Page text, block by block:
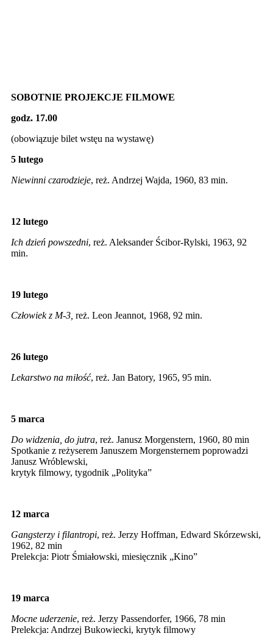
SOBOTNIE PROJEKCJE FILMOWE
godz. 17.00
(obowiązuje bilet wstęu na wystawę)
5 lutego
Niewinni czarodzieje, reż. Andrzej Wajda, 1960, 83 min.
12 lutego
Ich dzień powszedni, reż. Aleksander Ścibor-Rylski, 1963, 92
min.
19 lutego
Człowiek z M-3, reż. Leon Jeannot, 1968, 92 min.
26 lutego
Lekarstwo na miłość, reż. Jan Batory, 1965, 95 min.
5 marca
Do widzenia, do jutra, reż. Janusz Morgenstern, 1960, 80 min
Spotkanie z reżyserem Januszem Morgensternem poprowadzi
Janusz Wróblewski,
krytyk filmowy, tygodnik „Polityka”
12 marca
Gangsterzy i filantropi, reż. Jerzy Hoffman, Edward Skórzewski,
1962, 82 min
Prelekcja: Piotr Śmiałowski, miesięcznik „Kino”
19 marca
Mocne uderzenie, reż. Jerzy Passendorfer, 1966, 78 min
Prelekcja: Andrzej Bukowiecki, krytyk filmowy